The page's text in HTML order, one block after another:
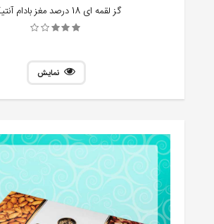
گز لقمه ای 18 درصد مغز بادام آنتیک
نمایش